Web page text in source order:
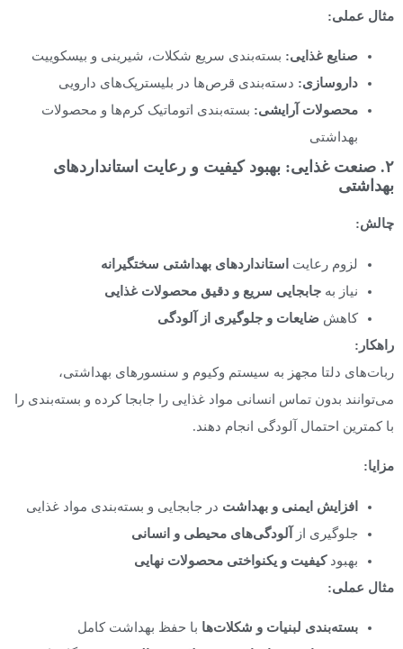
مثال عملی:
صنایع غذایی: بسته‌بندی سریع شکلات، شیرینی و بیسکوییت
داروسازی: دسته‌بندی قرص‌ها در بلیسترپک‌های دارویی
محصولات آرایشی: بسته‌بندی اتوماتیک کرم‌ها و محصولات
بهداشتی
۲. صنعت غذایی: بهبود کیفیت و رعایت استانداردهای
بهداشتی
چالش:
لزوم رعایت
استانداردهای بهداشتی سختگیرانه
نیاز به جابجایی سریع و دقیق محصولات غذایی
کاهش ضایعات و جلوگیری از آلودگی
راهکار:
ربات‌های دلتا مجهز به سیستم وکیوم و سنسورهای بهداشتی،
می‌توانند بدون تماس انسانی مواد غذایی را جابجا کرده و بسته‌بندی را
با کمترین احتمال آلودگی انجام دهند.
مزایا:
افزایش ایمنی و بهداشت در جابجایی و بسته‌بندی مواد غذایی
جلوگیری از
آلودگی‌های محیطی و انسانی
بهبودکیفیت و یکنواختی محصولات نهایی
مثال عملی:
بسته‌بندی لبنیات و شکلات‌ها با حفظ بهداشت کامل